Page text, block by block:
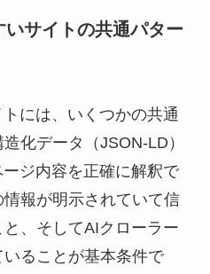
サイトの共通パター
には、いくつかの共通
化データ（JSON-LD）
ジ内容を正確に解釈で
報が明示されていて信
、そしてAIクローラー
ることが基本条件で